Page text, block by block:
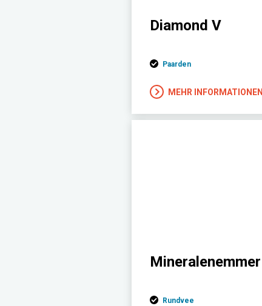
Diamond V
Paarden
MEHR INFORMATIONEN
Mineralenemmer
Rundvee